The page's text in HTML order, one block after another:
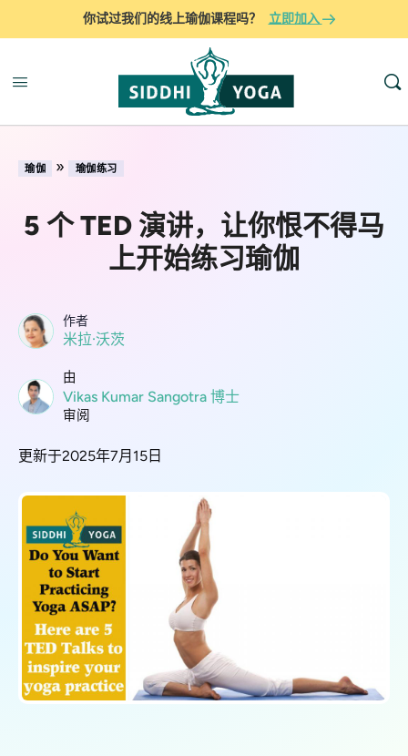
你试过我们的线上瑜伽课程吗？ 立即加入
瑜伽 » 瑜伽练习
5 个 TED 演讲，让你恨不得马
上开始练习瑜伽
作者
米拉·沃茨
由
Vikas Kumar Sangotra 博士
审阅
更新于2025年7月15日